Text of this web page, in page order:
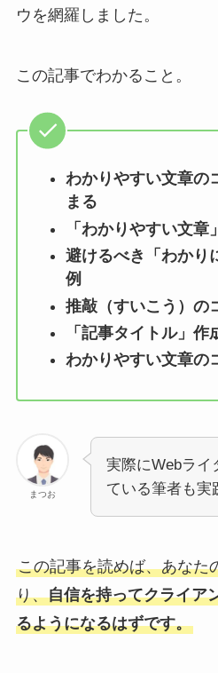
ウを網羅しました。
この記事でわかること。
わかりやすい文章の
まる
「わかりやすい文
避けるべき「わかり
例
推敲（すいこう）の
「記事タイトル」作
わかりやすい文章の
まつお
実際にWebライ
ている筆者も実
この記事を読めば、あなた
り、自信を持ってクライア
るようになるはずです。